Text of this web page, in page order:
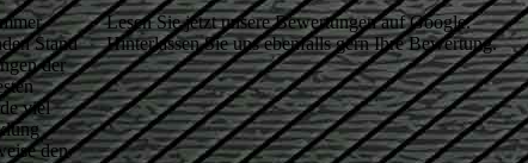
Stand
der
viel
den
Lesen Sie jetzt unsere Bewertungen auf Google.
Hinterlassen Sie uns ebenfalls gern Ihre Bewertung.